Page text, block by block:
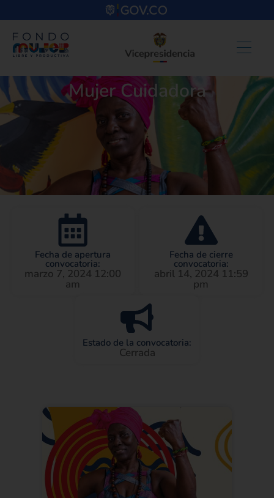
Mujer Cuidadora
Fecha de apertura
convocatoria:
marzo 7, 2024 12:00
am
Fecha de cierre
convocatoria:
abril 14, 2024 11:59
pm
Estado de la convocatoria:
Cerrada